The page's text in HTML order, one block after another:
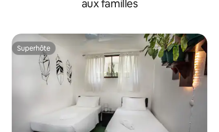
aux familles
Superhôte
Superhôte